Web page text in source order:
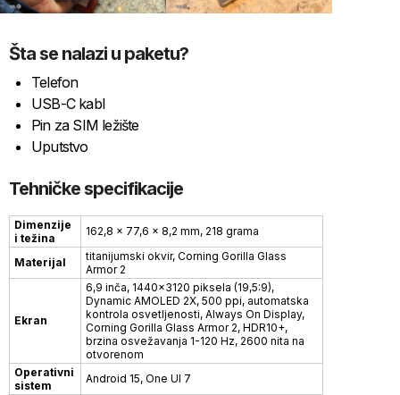
Šta se nalazi u paketu?
Telefon
USB-C kabl
Pin za SIM ležište
Uputstvo
Tehničke specifikacije
Dimenzije
i težina
162,8 x 77,6 x 8,2 mm, 218 grama
Materijal
titanijumski okvir, Corning Gorilla Glass
Armor 2
Ekran
6,9 inča, 1440x3120 piksela (19,5:9),
Dynamic AMOLED 2X, 500 ppi, automatska
kontrola osvetljenosti, Always On Display,
Corning Gorilla Glass Armor 2, HDR10+,
brzina osvežavanja 1-120 Hz, 2600 nita na
otvorenom
Operativni
sistem
Android 15, One UI 7